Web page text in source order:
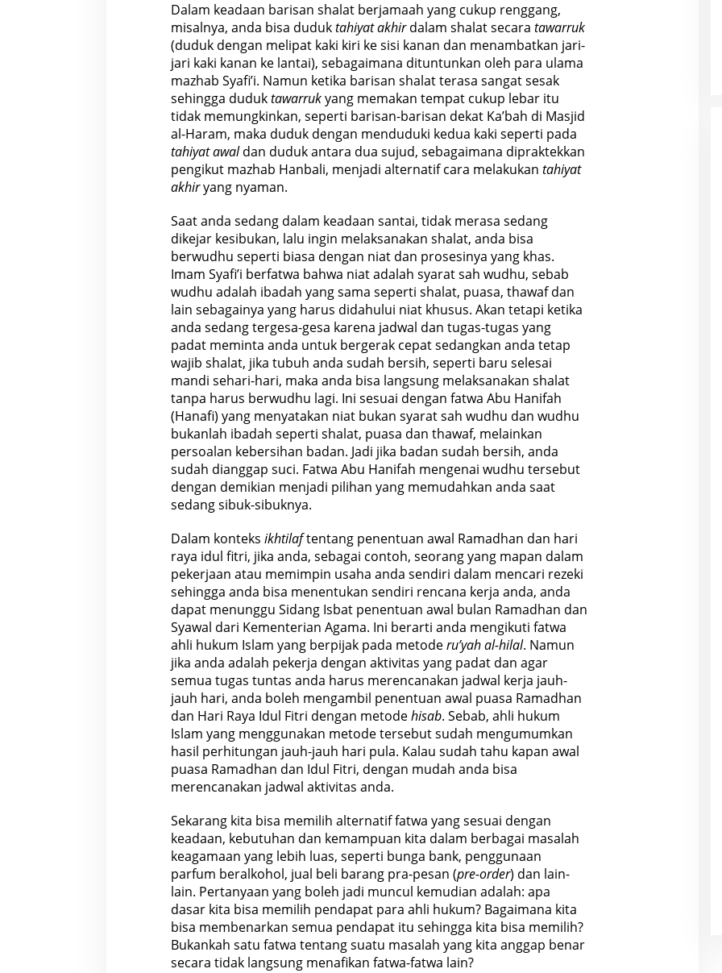
Dalam keadaan barisan shalat berjamaah yang cukup renggang,
misalnya, anda bisa duduktahiyat akhirdalam shalat secara tawarruk
(duduk dengan melipat kaki kiri ke sisi kanan dan menambatkan jari-
jari kaki kanan ke lantai), sebagaimana dituntunkan oleh para ulama
mazhab Syafi’i. Namun ketika barisan shalat terasa sangat sesak
sehingga duduktawarrukyang memakan tempat cukup lebar itu
tidak memungkinkan, seperti barisan-barisan dekat Ka’bah di Masjid
al-Haram, maka duduk dengan menduduki kedua kaki seperti pada
tahiyat awaldan duduk antara dua sujud, sebagaimana dipraktekkan
pengikut mazhab Hanbali, menjadi alternatif cara melakukan tahiyat
akhiryang nyaman.
Saat anda sedang dalam keadaan santai, tidak merasa sedang
dikejar kesibukan, lalu ingin melaksanakan shalat, anda bisa
berwudhu seperti biasa dengan niat dan prosesinya yang khas.
Imam Syafi’i berfatwa bahwa niat adalah syarat sah wudhu, sebab
wudhu adalah ibadah yang sama seperti shalat, puasa, thawaf dan
lain sebagainya yang harus didahului niat khusus. Akan tetapi ketika
anda sedang tergesa-gesa karena jadwal dan tugas-tugas yang
padat meminta anda untuk bergerak cepat sedangkan anda tetap
wajib shalat, jika tubuh anda sudah bersih, seperti baru selesai
mandi sehari-hari, maka anda bisa langsung melaksanakan shalat
tanpa harus berwudhu lagi. Ini sesuai dengan fatwa Abu Hanifah
(Hanafi) yang menyatakan niat bukan syarat sah wudhu dan wudhu
bukanlah ibadah seperti shalat, puasa dan thawaf, melainkan
persoalan kebersihan badan. Jadi jika badan sudah bersih, anda
sudah dianggap suci. Fatwa Abu Hanifah mengenai wudhu tersebut
dengan demikian menjadi pilihan yang memudahkan anda saat
sedang sibuk-sibuknya.
Dalam konteks ikhtilaftentang penentuan awal Ramadhan dan hari
raya idul fitri, jika anda, sebagai contoh, seorang yang mapan dalam
pekerjaan atau memimpin usaha anda sendiri dalam mencari rezeki
sehingga anda bisa menentukan sendiri rencana kerja anda, anda
dapat menunggu Sidang Isbat penentuan awal bulan Ramadhan dan
Syawal dari Kementerian Agama. Ini berarti anda mengikuti fatwa
ahli hukum Islam yang berpijak pada metoderu’yah al-hilal. Namun
jika anda adalah pekerja dengan aktivitas yang padat dan agar
semua tugas tuntas anda harus merencanakan jadwal kerja jauh-
jauh hari, anda boleh mengambil penentuan awal puasa Ramadhan
dan Hari Raya Idul Fitri dengan metodehisab. Sebab, ahli hukum
Islam yang menggunakan metode tersebut sudah mengumumkan
hasil perhitungan jauh-jauh hari pula. Kalau sudah tahu kapan awal
puasa Ramadhan dan Idul Fitri, dengan mudah anda bisa
merencanakan jadwal aktivitas anda.
Sekarang kita bisa memilih alternatif fatwa yang sesuai dengan
keadaan, kebutuhan dan kemampuan kita dalam berbagai masalah
keagamaan yang lebih luas, seperti bunga bank, penggunaan
parfum beralkohol, jual beli barang pra-pesan (pre-order) dan lain-
lain. Pertanyaan yang boleh jadi muncul kemudian adalah: apa
dasar kita bisa memilih pendapat para ahli hukum? Bagaimana kita
bisa membenarkan semua pendapat itu sehingga kita bisa memilih?
Bukankah satu fatwa tentang suatu masalah yang kita anggap benar
secara tidak langsung menafikan fatwa-fatwa lain?